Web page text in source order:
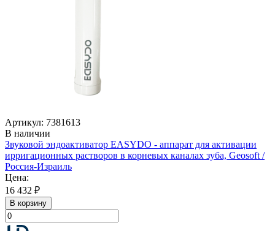
Артикул: 7381613
В наличии
Звуковой эндоактиватор EASYDO - аппарат для активации
ирригационных растворов в корневых каналах зуба, Geosoft /
Россия-Израиль
Цена:
16 432 ₽
В корзину